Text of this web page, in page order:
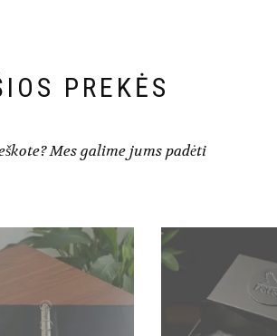
PREKĖS
Mes galime jums padėti